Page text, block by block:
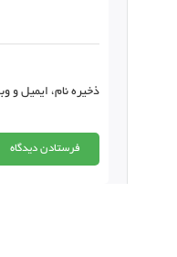
ذخیره نام، ایمیل و